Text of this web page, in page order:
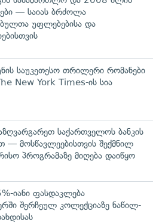
— საიას ბრძოლა
უფლებებისა და
საუკეთესო თრილერი რომანები
New York Times-ის სია
საქართველოს ბანკის
— მოსწავლეებისთვის შექმნილ
პროგრამაზე მიღება დაიწყო
იანი ფასდაკლება
შერჩეულ კოლექციაზე ნაწილ-